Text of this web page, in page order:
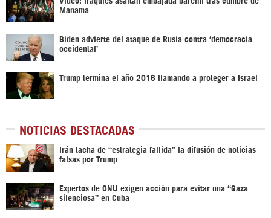
Manama
Biden advierte del ataque de Rusia contra ‘democracia
occidental’
Trump termina el año 2016 llamando a proteger a Israel
NOTICIAS DESTACADAS
Irán tacha de “estrategia fallida” la difusión de noticias
falsas por Trump
Expertos de ONU exigen acción para evitar una “Gaza
silenciosa” en Cuba